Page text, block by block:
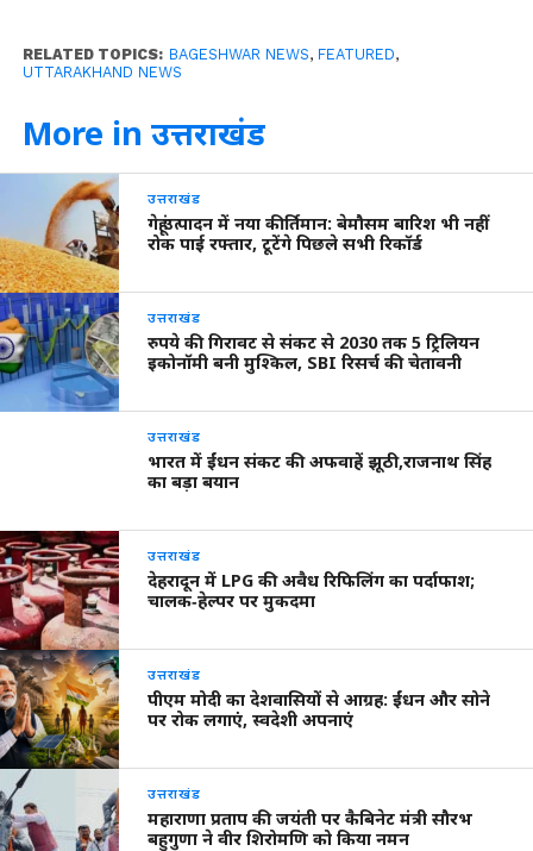
RELATED TOPICS: BAGESHWAR NEWS, FEATURED,
UTTARAKHAND NEWS
More in उत्तराखंड
उत्तराखंड
गेहूं उत्पादन में नया कीर्तिमान: बेमौसम बारिश भी नहीं
रोक पाई रफ्तार, टूटेंगे पिछले सभी रिकॉर्ड
उत्तराखंड
रुपये की गिरावट से संकट से 2030 तक 5 ट्रिलियन
इकोनॉमी बनी मुश्किल, SBI रिसर्च की चेतावनी
उत्तराखंड
भारत में ईंधन संकट की अफवाहें झूठी,राजनाथ सिंह
का बड़ा बयान
उत्तराखंड
देहरादून में LPG की अवैध रिफिलिंग का पर्दाफाश;
चालक‑हेल्पर पर मुकदमा
उत्तराखंड
पीएम मोदी का देशवासियों से आग्रह: ईंधन और सोने
पर रोक लगाएं, स्वदेशी अपनाएं
उत्तराखंड
महाराणा प्रताप की जयंती पर कैबिनेट मंत्री सौरभ
बहुगुणा ने वीर शिरोमणि को किया नमन